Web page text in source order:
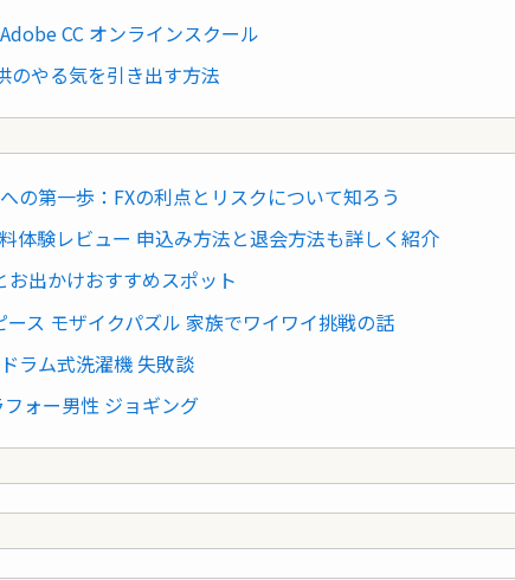
CC オンラインスクール
のやる気を引き出す方法
の第一歩：FXの利点とリスクについて知ろう
体験レビュー 申込み方法と退会方法も詳しく紹介
お出かけおすすめスポット
ース モザイクパズル 家族でワイワイ挑戦の話
ラム式洗濯機 失敗談
ォー男性 ジョギング